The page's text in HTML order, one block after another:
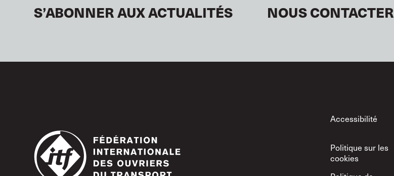
S’ABONNER AUX ACTUALITÉS NOUS CONTACTER
Footer
Accessibilité
Politique sur les
cookies